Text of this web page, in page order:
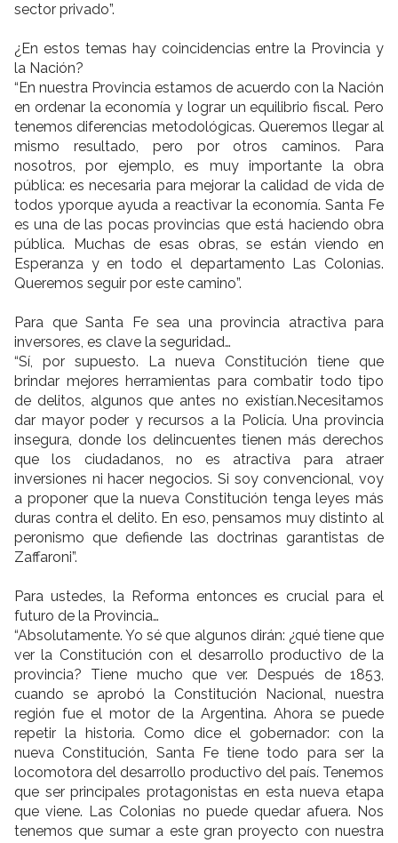
sector privado”.
¿En estos temas hay coincidencias entre la Provincia y
la Nación?
“En nuestra Provincia estamos de acuerdo con la Nación
en ordenar la economía y lograr un equilibrio fiscal. Pero
tenemos diferencias metodológicas. Queremos llegar al
mismo resultado, pero por otros caminos. Para
nosotros, por ejemplo, es muy importante la obra
pública: es necesaria para mejorar la calidad de vida de
todos yporque ayuda a reactivar la economía. Santa Fe
es una de las pocas provincias que está haciendo obra
pública. Muchas de esas obras, se están viendo en
Esperanza y en todo el departamento Las Colonias.
Queremos seguir por este camino”.
Para que Santa Fe sea una provincia atractiva para
inversores, es clave la seguridad…
“Sí, por supuesto. La nueva Constitución tiene que
brindar mejores herramientas para combatir todo tipo
de delitos, algunos que antes no existían.Necesitamos
dar mayor poder y recursos a la Policía. Una provincia
insegura, donde los delincuentes tienen más derechos
que los ciudadanos, no es atractiva para atraer
inversiones ni hacer negocios. Si soy convencional, voy
a proponer que la nueva Constitución tenga leyes más
duras contra el delito. En eso, pensamos muy distinto al
peronismo que defiende las doctrinas garantistas de
Zaffaroni”.
Para ustedes, la Reforma entonces es crucial para el
futuro de la Provincia…
“Absolutamente. Yo sé que algunos dirán: ¿qué tiene que
ver la Constitución con el desarrollo productivo de la
provincia? Tiene mucho que ver. Después de 1853,
cuando se aprobó la Constitución Nacional, nuestra
región fue el motor de la Argentina. Ahora se puede
repetir la historia. Como dice el gobernador: con la
nueva Constitución, Santa Fe tiene todo para ser la
locomotora del desarrollo productivo del país. Tenemos
que ser principales protagonistas en esta nueva etapa
que viene. Las Colonias no puede quedar afuera. Nos
tenemos que sumar a este gran proyecto con nuestra